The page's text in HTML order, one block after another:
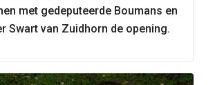
met gedeputeerde Boumans en
Swart van Zuidhorn de opening.